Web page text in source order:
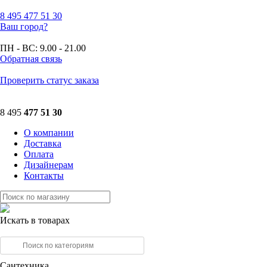
8 495 477 51 30
Ваш город?
ПН - ВС: 9.00 - 21.00
Обратная связь
Проверить статус заказа
8 495 477 51 30
О компании
Доставка
Оплата
Дизайнерам
Контакты
Искать в товарах